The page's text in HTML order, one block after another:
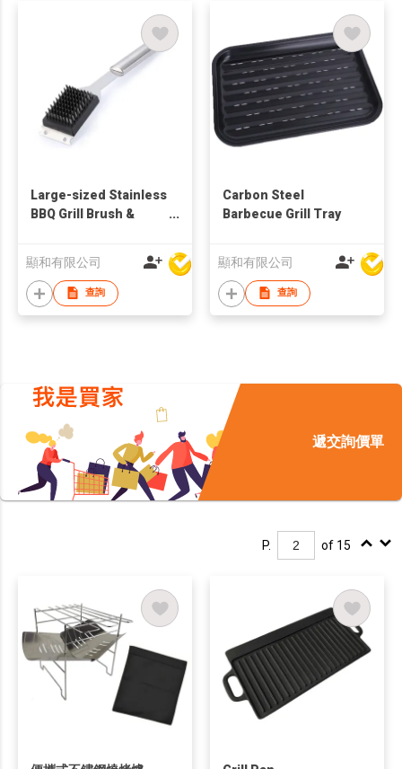
Large-sized Stainless
BBQ Grill Brush &
顯和有限公司
查詢
Carbon Steel
Barbecue Grill Tray
顯和有限公司
查詢
遞交詢價單
P. of 15